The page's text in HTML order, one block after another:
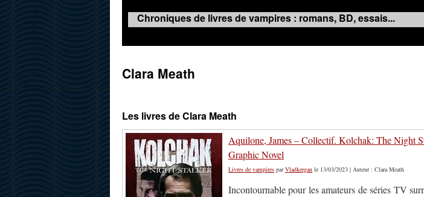
Chroniques de livres de vampires : romans, BD, essais...
Clara Meath
Les livres de Clara Meath
Aquilone, James – Collectif. Kolchak: The Night
Graphic Novel
Livres de vampires parVladkergan le 13/03/2023 | Auteur : Clara Meath
Incontournable pour les amateurs de séries TV